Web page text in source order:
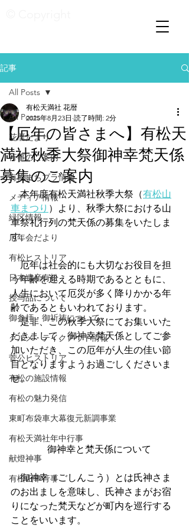
記事
All Posts
花暦たより
行事のご案内
有松まちブラ情報
メディア情報
緑区情報
厄年会だより
有松ヒストリア
日本遺産有松
授与品について
御参拝・御祈祷について
グルメ・テイクアウト情報
菅公ヒストリア
有松の施設情報
有松の魅力発信
東町布袋車大幕復元新調事業
有松天満社年中行事
献燈神事
有松山車行事
All Posts
【厄年の皆さまへ】有松天
満社秋季大祭御神幸梵天係
募集のご案内
有松天満社 花暦
2025年8月23日 読了時間: 2分
本年度有松天満社秋季大祭（有松山
車まつり ）より、秋季大祭における山
車祭礼行列の梵天係の募集をいたしま
す。
厄年は社会的にも大切なお役目を担
う年齢を迎える時期であるとともに、
人生において厄災が多く降りかかる年
齢であるともいわれております。
是非、この秋季大祭にてお集いいた
だきまして、御神幸梵天係としてご参
加いただき、この厄年が人生の佳い節
目となりますようお過ごしくださいま
せ。
御神幸と梵天係について
御神幸（ごしんこう）とは氏神さま
のお出ましを意味し、氏神さまがお宿
りになった梵天などが町内を巡行する
ことをいいます。